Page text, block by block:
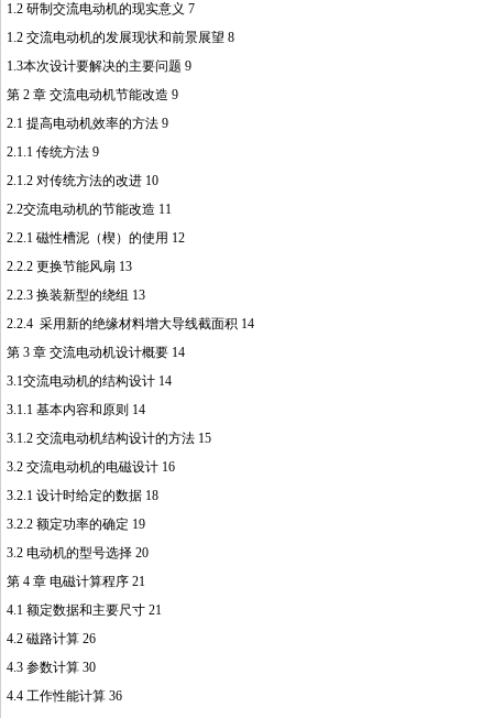
1.2 研制交流电动机的现实意义 7
1.2 交流电动机的发展现状和前景展望 8
1.3本次设计要解决的主要问题 9
第 2 章 交流电动机节能改造 9
2.1 提高电动机效率的方法 9
2.1.1 传统方法 9
2.1.2 对传统方法的改进 10
2.2交流电动机的节能改造 11
2.2.1 磁性槽泥（楔）的使用 12http://www.16sheji8.cn/
2.2.2 更换节能风扇 13
2.2.3 换装新型的绕组 13
2.2.4 采用新的绝缘材料增大导线截面积 14
第 3 章 交流电动机设计概要 14
3.1交流电动机的结构设计 14
3.1.1 基本内容和原则 14
3.1.2 交流电动机结构设计的方法 15
3.2 交流电动机的电磁设计 16
3.2.1 设计时给定的数据 18
3.2.2 额定功率的确定 19
3.2 电动机的型号选择 20
第 4 章 电磁计算程序 21
4.1 额定数据和主要尺寸 21
4.2 磁路计算 26
4.3 参数计算 30
4.4 工作性能计算 36